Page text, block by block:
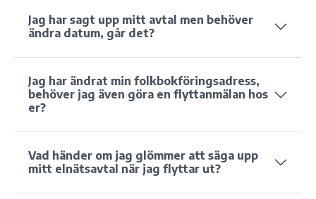
Jag har sagt upp mitt avtal men behöver
ändra datum, går det?
Jag har ändrat min folkbokföringsadress,
behöver jag även göra en flyttanmälan hos
er?
Vad händer om jag glömmer att säga upp
mitt elnätsavtal när jag flyttar ut?